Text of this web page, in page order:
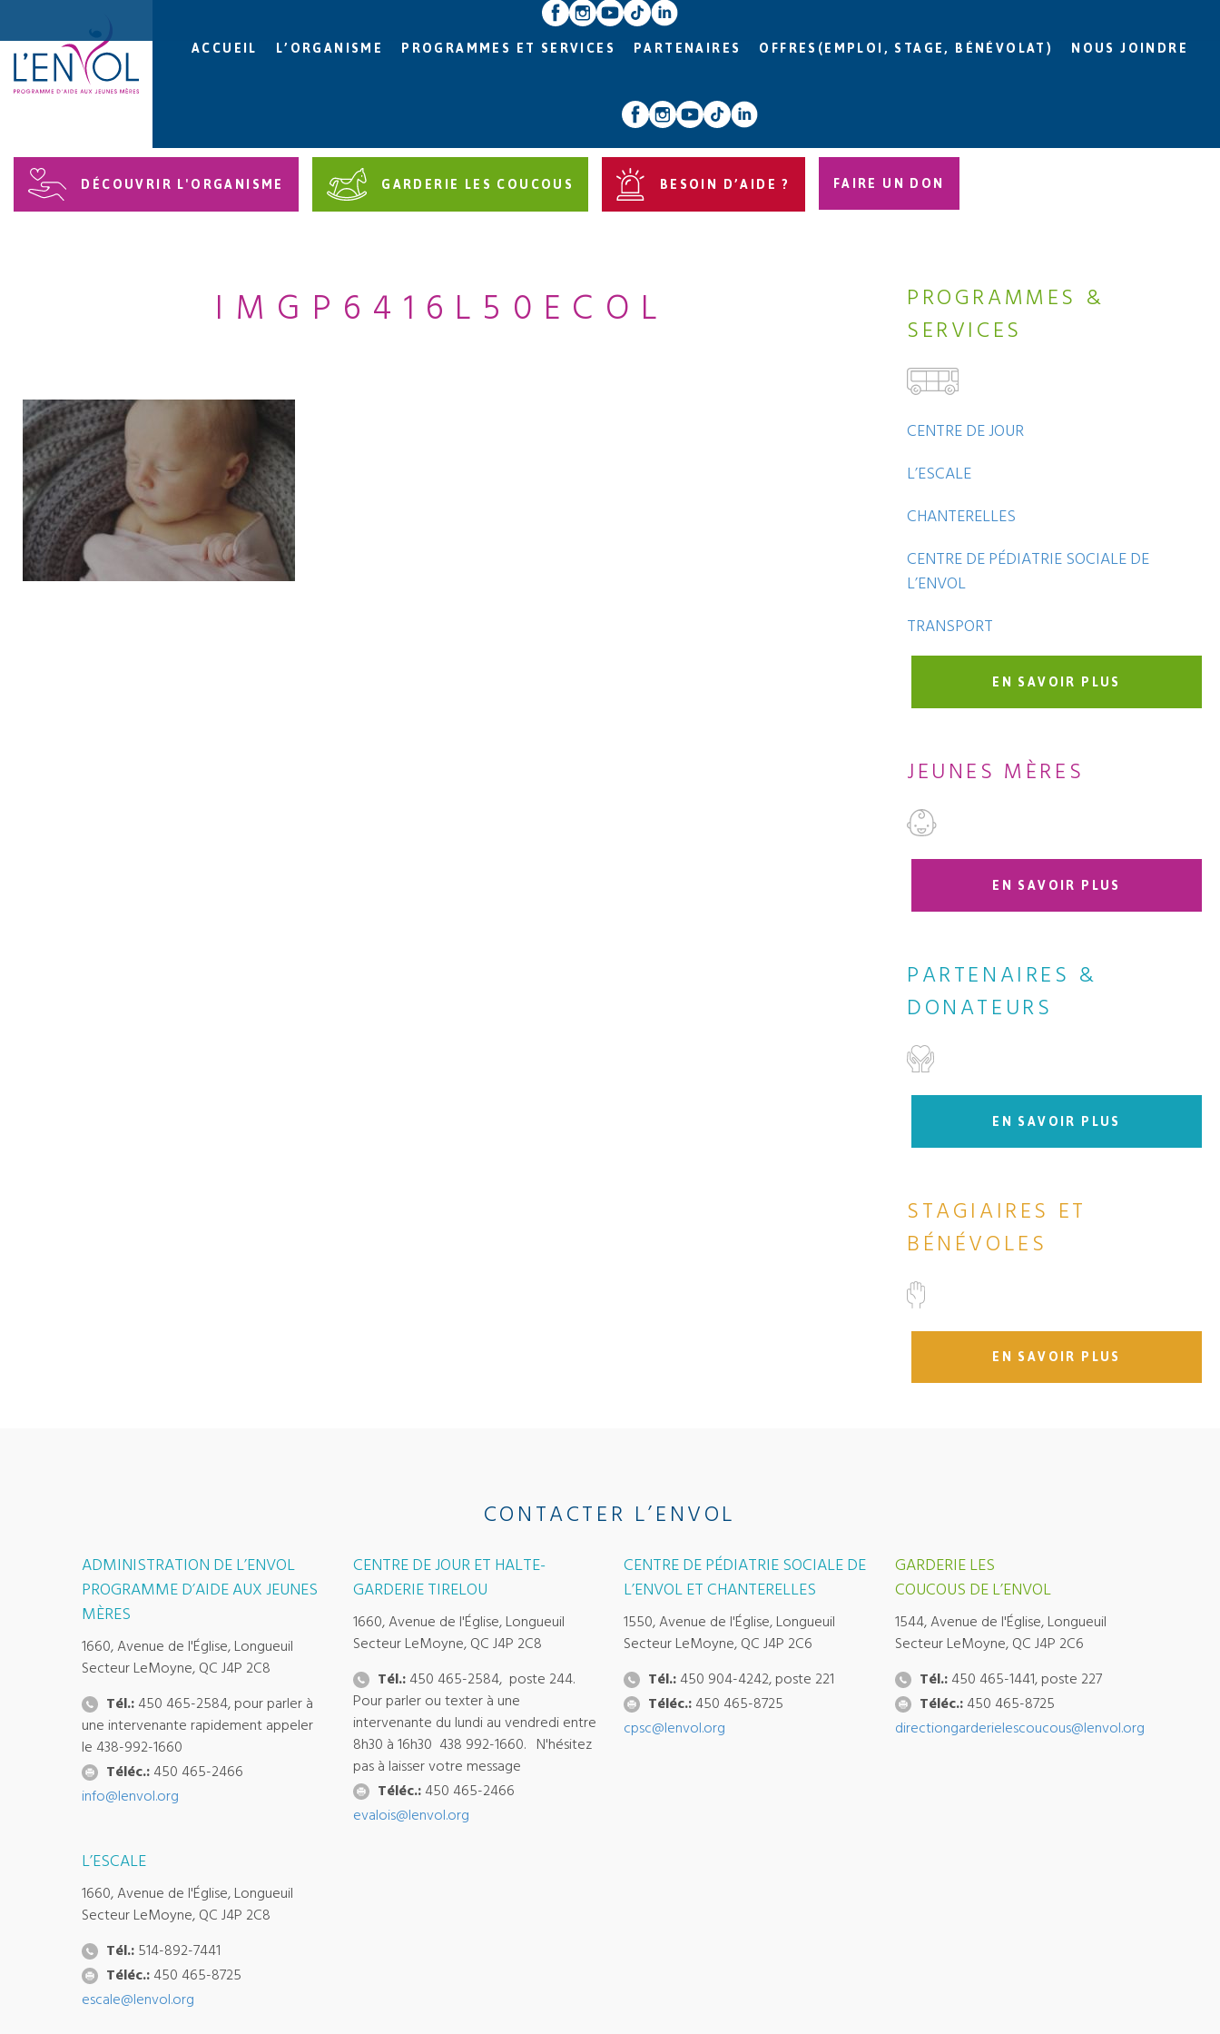
ACCUEIL L’ORGANISME PROGRAMMES ET SERVICES PARTENAIRES OFFRES(EMPLOI, STAGE, BÉNÉVOLAT) NOUS JOINDRE
DÉCOUVRIR L'ORGANISME GARDERIE LES COUCOUS BESOIN D’AIDE ? FAIRE UN DON
IMGP6416L50ECOL
PROGRAMMES &
SERVICES
CENTRE DE JOUR
L’ESCALE
CHANTERELLES
CENTRE DE PÉDIATRIE SOCIALE DE
L’ENVOL
TRANSPORT
EN SAVOIR PLUS
JEUNES MÈRES
EN SAVOIR PLUS
PARTENAIRES &
DONATEURS
EN SAVOIR PLUS
STAGIAIRES ET
BÉNÉVOLES
EN SAVOIR PLUS
CONTACTER L’ENVOL
ADMINISTRATION DE L’ENVOL
PROGRAMME D’AIDE AUX JEUNES
MÈRES
1660, Avenue de l'Église, Longueuil
Secteur LeMoyne, QC J4P 2C8
Tél.: 450 465-2584, pour parler à
une intervenante rapidement appeler
le 438-992-1660
Téléc.: 450 465-2466
info@lenvol.org
CENTRE DE JOUR ET HALTE-
GARDERIE TIRELOU
1660, Avenue de l'Église, Longueuil
Secteur LeMoyne, QC J4P 2C8
Tél.:450 465-2584, poste 244.
Pour parler ou texter à une
intervenante du lundi au vendredi entre
8h30 à 16h30 438 992-1660. N'hésitez
pas à laisser votre message
Téléc.:450 465-2466
evalois@lenvol.org
CENTRE DE PÉDIATRIE SOCIALE DE
L’ENVOL ET CHANTERELLES
1550, Avenue de l'Église, Longueuil
Secteur LeMoyne, QC J4P 2C6
Tél.: 450 904-4242, poste 221
Téléc.: 450 465-8725
cpsc@lenvol.org
GARDERIE LES
COUCOUS DE L’ENVOL
1544, Avenue de l'Église, Longueuil
Secteur LeMoyne, QC J4P 2C6
Tél.:450 465-1441, poste 227
Téléc.:450 465-8725
directiongarderielescoucous@lenvol.org
L’ESCALE
1660, Avenue de l'Église, Longueuil
Secteur LeMoyne, QC J4P 2C8
Tél.: 514-892-7441
Téléc.: 450 465-8725
escale@lenvol.org